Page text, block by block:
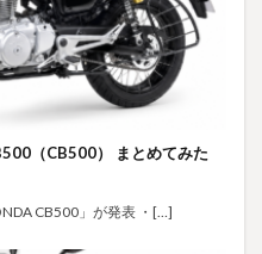
（CB500） まとめてみた
CB500」が発表 ・[…]